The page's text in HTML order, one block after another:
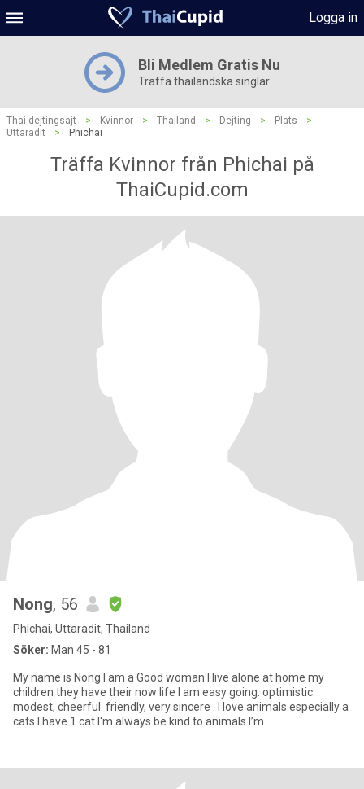
Logga in
Bli Medlem Gratis Nu
Träffa thailändska singlar
Thai dejtingsajt > Kvinnor > Thailand > Dejting > Plats
>
Uttaradit
> Phichai
Träffa Kvinnor från Phichai på
ThaiCupid.com
Nong, 56
Phichai, Uttaradit, Thailand
Söker: Man 45 - 81
My name is Nong I am a Good woman I live alone at home my
children they have their now life I am easy going. optimistic.
modest, cheerful. friendly, very sincere . I love animals especially a
cats I have 1 cat I'm always be kind to animals I’m